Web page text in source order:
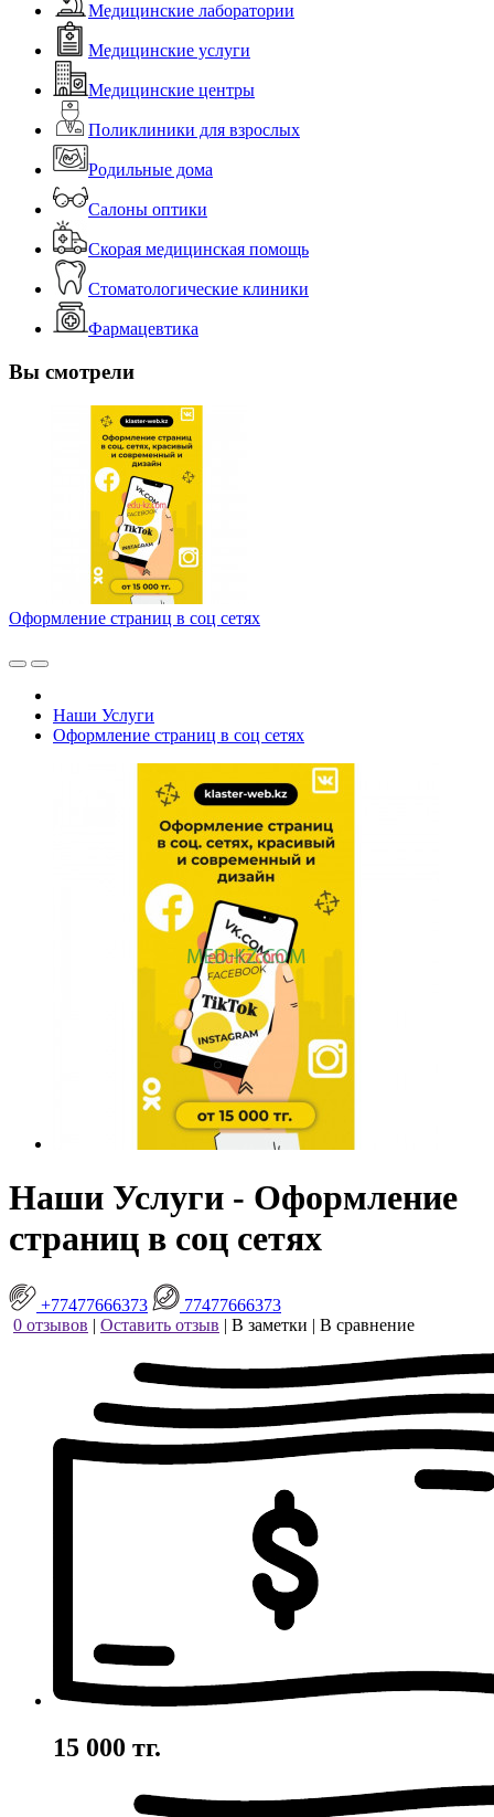
Медицинские лаборатории
Медицинские услуги
Медицинские центры
Поликлиники для взрослых
Родильные дома
Салоны оптики
Скорая медицинская помощь
Стоматологические клиники
Фармацевтика
Вы смотрели
Оформление страниц в соц сетях
Наши Услуги
Оформление страниц в соц сетях
Наши Услуги - Оформление
страниц в соц сетях
+77477666373
77477666373
0 отзывов | Оставить отзыв | В заметки | В сравнение
15 000 тг.